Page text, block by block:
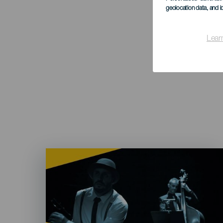
geolocation data, and